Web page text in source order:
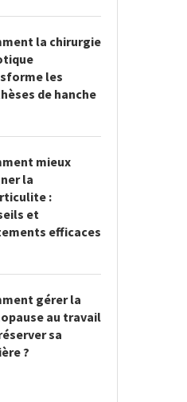
la chirurgie
les
de hanche
mieux
la
:
et
efficaces
gérer la
au travail
sa
?